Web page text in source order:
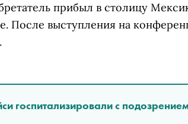
прибыл в столицу
После выступления на
госпитализировали с